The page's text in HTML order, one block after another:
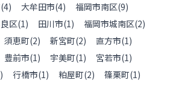
(4) 大牟田市(4) 福岡市南区(9)
区(1) 田川市(1) 福岡市城南区(2)
須恵町(2) 新宮町(2) 直方市(1)
豊前市(1) 宇美町(1) 宮若市(1)
) 行橋市(1) 粕屋町(2) 篠栗町(1)